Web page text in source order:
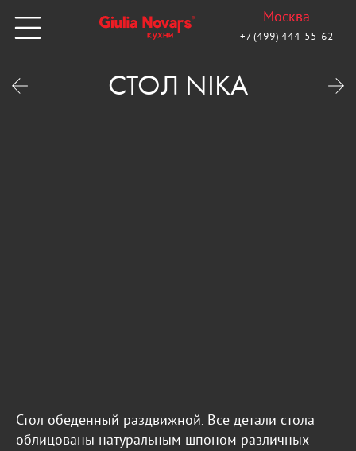
Москва
+7 (499) 444-55-62
СТОЛ NIKA
Стол обеденный раздвижной. Все детали стола
облицованы натуральным шпоном различных